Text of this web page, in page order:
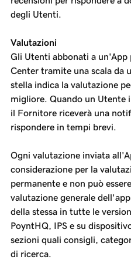
degli Utenti.
Valutazioni
Gli Utenti abbonati a un'App
Center tramite una scala da
stella indica la valutazione
migliore. Quando un Utente
il Fornitore riceverà una
rispondere in tempi brevi.
Ogni valutazione inviata
considerazione per la
permanente e non può
valutazione generale
della stessa in tutte le
PoyntHQ, IPS e su
sezioni quali consigli,
di ricerca.